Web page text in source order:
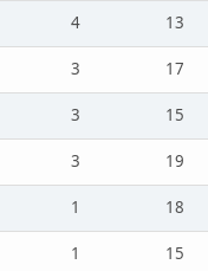
4
13
3
17
3
15
3
19
1
18
1
15